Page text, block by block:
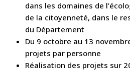
dans les domaines de
de la citoyenneté, dans le
du Département
Du 9 octobre au 13
projets par personne
Réalisation des projets sur